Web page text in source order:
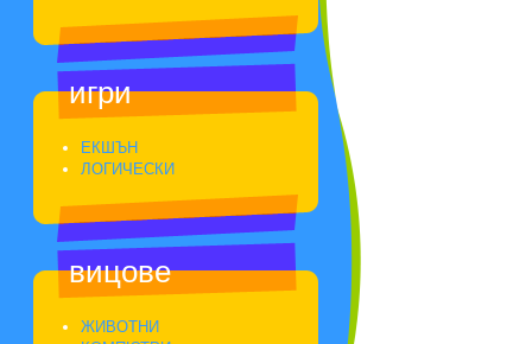
игри
ЕКШЪН
ЛОГИЧЕСКИ
вицове
ЖИВОТНИ